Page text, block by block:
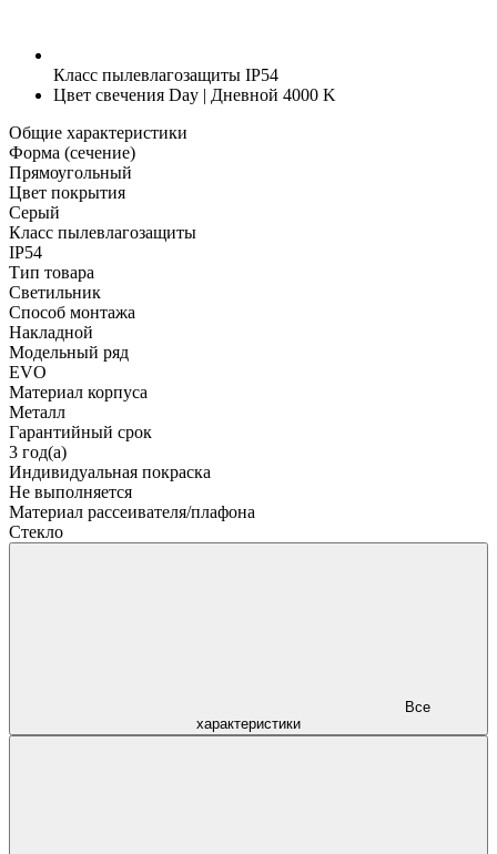
Класс пылевлагозащиты IP54
Цвет свечения Day | Дневной 4000 K
Общие характеристики
Форма (сечение)
Прямоугольный
Цвет покрытия
Серый
Класс пылевлагозащиты
IP54
Тип товара
Светильник
Способ монтажа
Накладной
Модельный ряд
EVO
Материал корпуса
Металл
Гарантийный срок
3 год(а)
Индивидуальная покраска
Не выполняется
Материал рассеивателя/плафона
Стекло
характеристики